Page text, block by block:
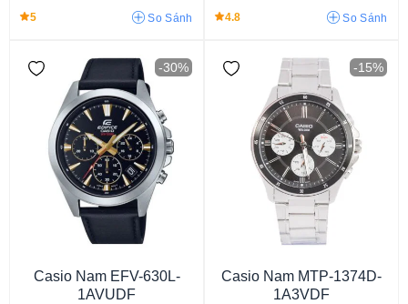
Casio LTP
5 So Sánh 4.8 So Sánh
-30%
Casio Nam EFV-630L-
1AVUDF
-15%
Casio Nam MTP-1374D-
1A3VDF